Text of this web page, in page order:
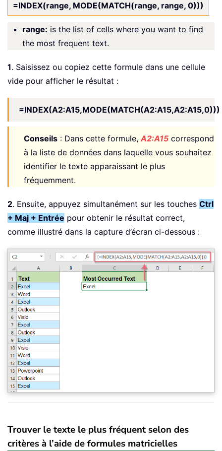
=INDEX(range, MODE(MATCH(range, range, 0)))
range: is the list of cells where you want to find
the most frequent text.
1. Saisissez ou copiez cette formule dans une cellule
vide pour afficher le résultat :
=INDEX(A2:A15,MODE(MATCH(A2:A15,A2:A15,0)))
Conseils : Dans cette formule, A2:A15 correspond
à la liste de données dans laquelle vous souhaitez
identifier le texte apparaissant le plus
fréquemment.
2. Ensuite, appuyez simultanément sur les touches Ctrl
+ Maj + Entrée pour obtenir le résultat correct,
comme illustré dans la capture d’écran ci-dessous :
Trouver le texte le plus fréquent selon des
critères à l’aide de formules matricielles